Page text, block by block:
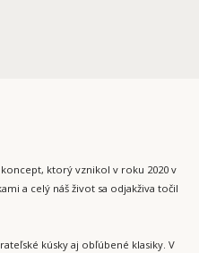
ktorý vznikol v roku 2020 v
a celý náš život sa odjakživa točil
kúsky aj obľúbené klasiky. V